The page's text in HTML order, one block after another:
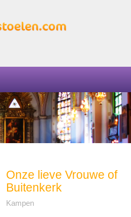
Onze lieve Vrouwe of
Buitenkerk
Kampen